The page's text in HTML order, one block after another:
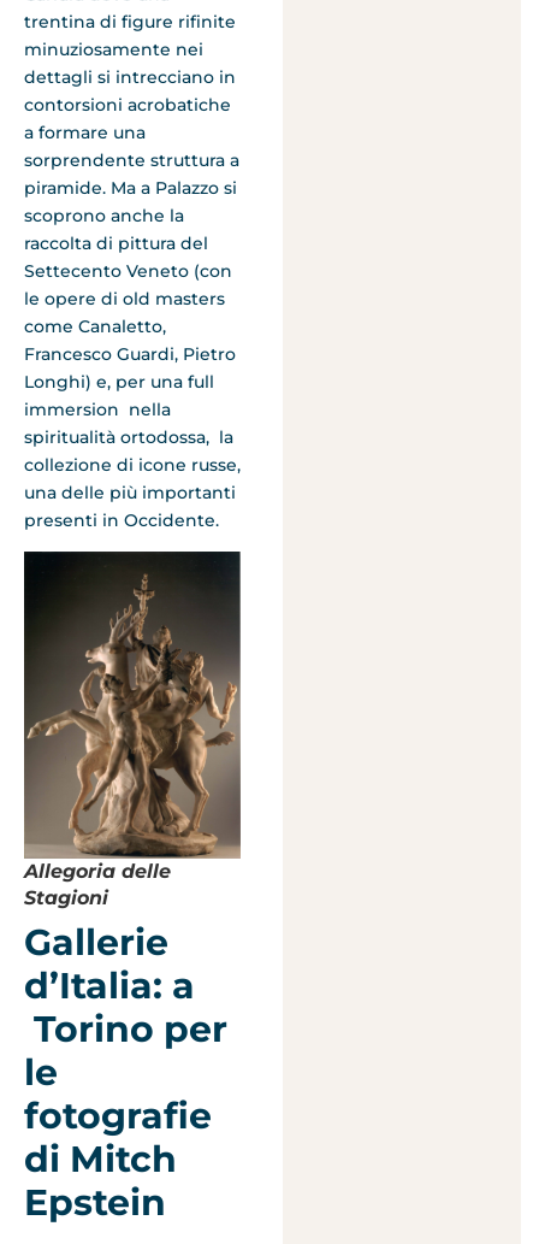
trentina di figure rifinite
minuziosamente nei
dettagli si intrecciano in
contorsioni acrobatiche
a formare una
sorprendente struttura a
piramide. Ma a Palazzo si
scoprono anche la
raccolta di pittura del
Settecento Veneto (con
le opere di old masters
come Canaletto,
Francesco Guardi, Pietro
Longhi) e, per una full
immersion nella
spiritualità ortodossa, la
collezione di icone russe,
una delle più importanti
presenti in Occidente.
Allegoria delle
Stagioni
Gallerie
d’Italia: a
Torino per
le
fotografie
di Mitch
Epstein